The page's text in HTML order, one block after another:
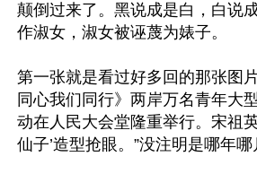
颠倒过来了。黑说成是白，白说
作淑女，淑女被诬蔑为婊子。
第一张就是看过好多回的那张图
同心我们同行》两岸万名青年大
动在人民大会堂隆重举行。宋祖
仙子’造型抢眼。”没注明是哪年哪